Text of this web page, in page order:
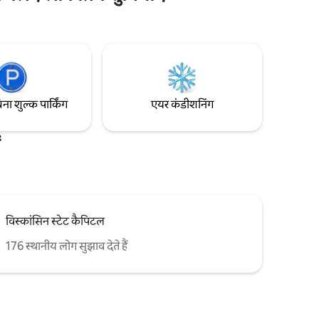
कर्मचारियों के लिए बिल्कुल सही।
शुल्क पार्किंग एयर कंडीशनिंग
विस्कांसिन स्टेट कैपिटल
176 स्थानीय लोग सुझाव देते हैं